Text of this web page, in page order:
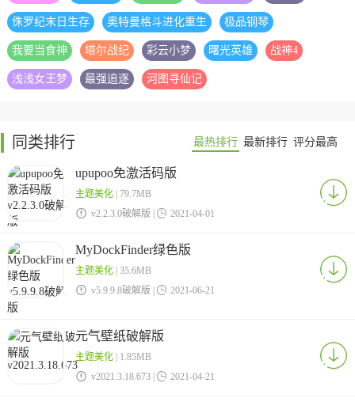
侏罗纪末日生存 奥特曼格斗进化重生 极品钢琴
我要当食神 塔尔战纪 彩云小梦 曙光英雄 战神4
浅浅女王梦 最强追逐 河图寻仙记
同类排行 最热排行 最新排行 评分最高
upupoo免激活码版
主题美化| 79.7MB
 v2.2.3.0破解版 |  2021-04-01
MyDockFinder绿色版
主题美化| 35.6MB
 v5.9.9.8破解版 |  2021-06-21
元气壁纸破解版
主题美化| 1.85MB
 v2021.3.18.673 |  2021-04-21